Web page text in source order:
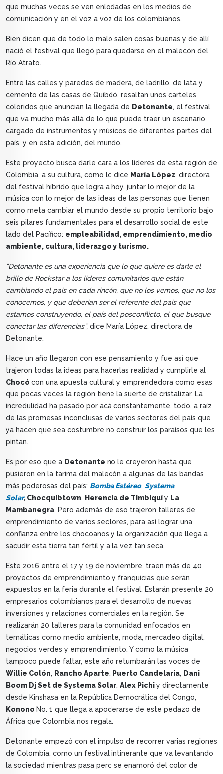
que muchas veces se ven enlodadas en los medios de
comunicación y en el voz a voz de los colombianos.
Bien dicen que de todo lo malo salen cosas buenas y de allí
nació el festival que llegó para quedarse en el malecón del
Río Atrato.
Entre las calles y paredes de madera, de ladrillo, de lata y
cemento de las casas de Quibdó, resaltan unos carteles
coloridos que anuncian la llegada de Detonante, el festival
que va mucho más allá de lo que puede traer un escenario
cargado de instrumentos y músicos de diferentes partes del
país, y en esta edición, del mundo.
Este proyecto busca darle cara a los líderes de esta región de
Colombia, a su cultura, como lo dice María López, directora
del festival híbrido que logra a hoy, juntar lo mejor de la
música con lo mejor de las ideas de las personas que tienen
como meta cambiar el mundo desde su propio territorio bajo
seis pilares fundamentales para el desarrollo social de este
lado del Pacífico: empleabilidad, emprendimiento, medio
ambiente, cultura, liderazgo y turismo.
“Detonante es una experiencia que lo que quiere es darle el
brillo de Rockstar a los líderes comunitarios que están
cambiando el país en cada rincón, que no los vemos, que no los
conocemos, y que deberían ser el referente del país que
estamos construyendo, el país del posconflicto, el que busque
conectar las diferencias”, dice María López, directora de
Detonante.
Hace un año llegaron con ese pensamiento y fue así que
trajeron todas la ideas para hacerlas realidad y cumplirle al
Chocó con una apuesta cultural y emprendedora como esas
que pocas veces la región tiene la suerte de cristalizar. La
incredulidad ha pasado por acá constantemente, todo, a raíz
de las promesas inconclusas de varios sectores del país que
ya hacen que sea costumbre no construir los paraísos que les
pintan.
Es por eso que a Detonante no le creyeron hasta que
pusieron en la tarima del malecón a algunas de las bandas
más poderosas del país: Bomba Estéreo, Systema
Solar, Chocquibtown, Herencia de Timbiquíy La
Mambanegra. Pero además de eso trajeron talleres de
emprendimiento de varios sectores, para así lograr una
confianza entre los chocoanos y la organización que llega a
sacudir esta tierra tan fértil y a la vez tan seca.
Este 2016 entre el 17 y 19 de noviembre, traen más de 40
proyectos de emprendimiento y franquicias que serán
expuestos en la feria durante el festival. Estarán presente 20
empresarios colombianos para el desarrollo de nuevas
inversiones y relaciones comerciales en la región. Se
realizarán 20 talleres para la comunidad enfocados en
temáticas como medio ambiente, moda, mercadeo digital,
negocios verdes y emprendimiento. Y como la música
tampoco puede faltar, este año retumbarán las voces de
Willie Colón, Rancho Aparte, Puerto Candelaria, Dani
Boom Dj Set de Systema Solar, Alex Pichiy directamente
desde Kinshasa en la República Democrática del Congo,
Konono No. 1 que llega a apoderarse de este pedazo de
África que Colombia nos regala.
Detonante empezó con el impulso de recorrer varias regiones
de Colombia, como un festival intinerante que va levantando
la sociedad mientras pasa pero se enamoró del color de